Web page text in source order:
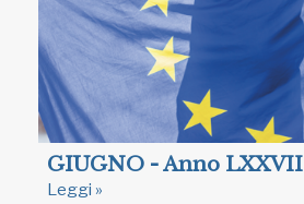
GIUGNO - Anno LXXVII
Leggi »